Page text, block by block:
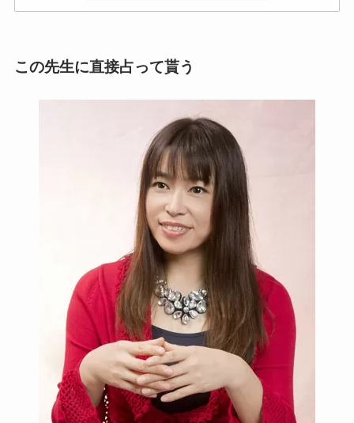
この先生に直接占って貰う